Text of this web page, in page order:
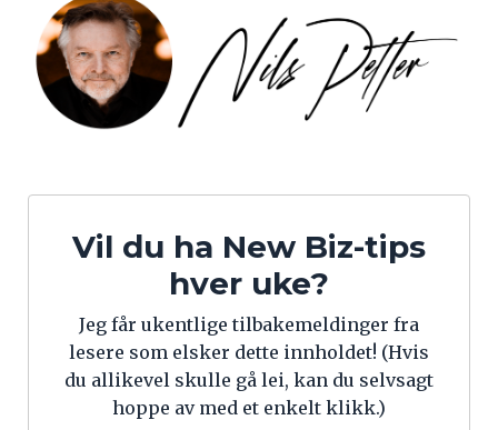
Vil du ha New Biz-tips
hver uke?
Jeg får ukentlige tilbakemeldinger fra
lesere som elsker dette innholdet! (Hvis
du allikevel skulle gå lei, kan du selvsagt
hoppe av med et enkelt klikk.)